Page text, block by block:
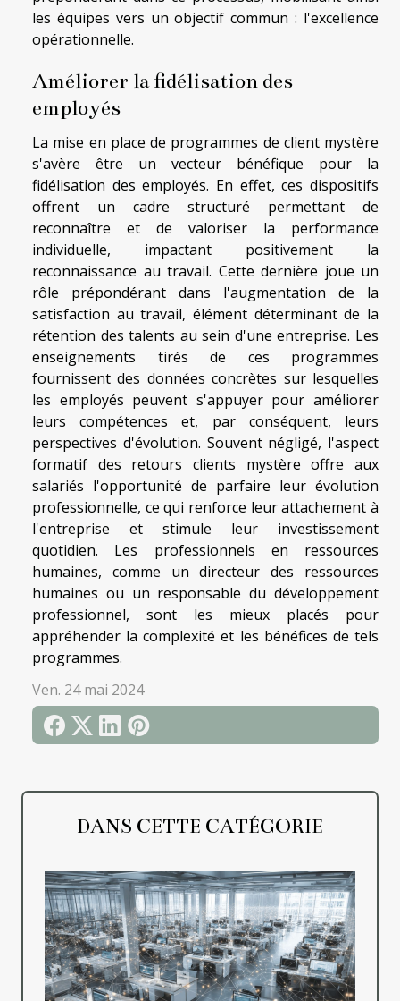
DANS CETTE CATÉGORIE
les équipes vers un objectif commun : l'excellence
opérationnelle.
Améliorer la fidélisation des
employés
La mise en place de programmes de client mystère
s'avère être un vecteur bénéfique pour la
fidélisation des employés. En effet, ces dispositifs
offrent un cadre structuré permettant de
reconnaître et de valoriser la performance
individuelle, impactant positivement la
reconnaissance au travail. Cette dernière joue un
rôle prépondérant dans l'augmentation de la
satisfaction au travail, élément déterminant de la
rétention des talents au sein d'une entreprise. Les
enseignements tirés de ces programmes
fournissent des données concrètes sur lesquelles
les employés peuvent s'appuyer pour améliorer
leurs compétences et, par conséquent, leurs
perspectives d'évolution. Souvent négligé, l'aspect
formatif des retours clients mystère offre aux
salariés l'opportunité de parfaire leur évolution
professionnelle, ce qui renforce leur attachement à
l'entreprise et stimule leur investissement
quotidien. Les professionnels en ressources
humaines, comme un directeur des ressources
humaines ou un responsable du développement
professionnel, sont les mieux placés pour
appréhender la complexité et les bénéfices de tels
programmes.
Ven. 24 mai 2024